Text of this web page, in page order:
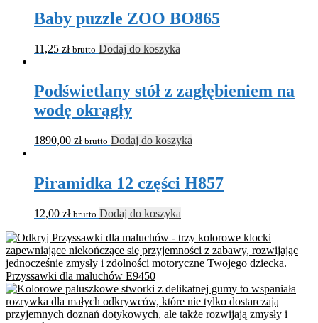
Baby puzzle ZOO BO865
11,25 zł brutto Dodaj do koszyka
Podświetlany stół z zagłębieniem na
wodę okrągły
1890,00 zł brutto Dodaj do koszyka
Piramidka 12 części H857
12,00 zł brutto Dodaj do koszyka
Przyssawki dla maluchów E9450